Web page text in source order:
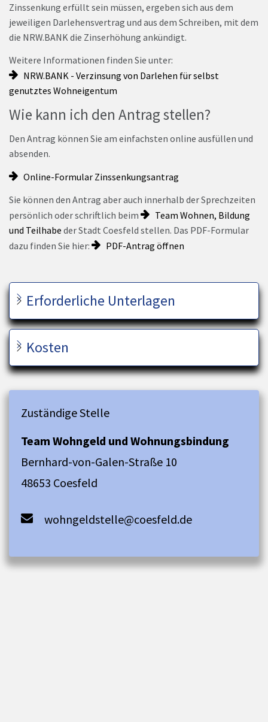
Zinssenkung erfüllt sein müssen, ergeben sich aus dem
jeweiligen Darlehensvertrag und aus dem Schreiben, mit dem
die NRW.BANK die Zinserhöhung ankündigt.
Weitere Informationen finden Sie unter:
NRW.BANK - Verzinsung von Darlehen für selbst
genutztes Wohneigentum
Wie kann ich den Antrag stellen?
Den Antrag können Sie am einfachsten online ausfüllen und
absenden.
Online-Formular Zinssenkungsantrag
Sie können den Antrag aber auch innerhalb der Sprechzeiten
persönlich oder schriftlich beim
Team Wohnen, Bildung
und Teilhabe der Stadt Coesfeld stellen. Das PDF-Formular
dazu finden Sie hier:
PDF-Antrag öffnen
Erforderliche Unterlagen
Kosten
Zuständige Stelle
Team Wohngeld und Wohnungsbindung
Bernhard-von-Galen-Straße 10
48653 Coesfeld
wohngeldstelle@coesfeld.de